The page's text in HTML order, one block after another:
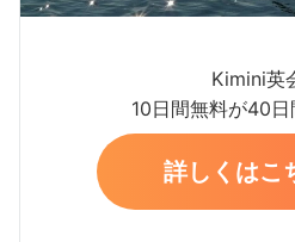
Kimini英
10日間無料が40
詳しくはこ